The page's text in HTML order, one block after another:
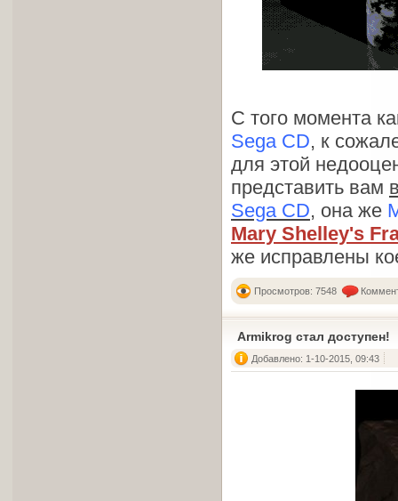
С того момента
Sega CD, к
для этой
представить вам
Sega CD, она же
Mary Shelley's
же исправлены
Просмотров: 7548
Armikrog стал доступен!
Добавлено: 1-10-2015, 09:43